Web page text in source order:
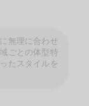
無理に合わせ
ごとの体型特
たスタイルを